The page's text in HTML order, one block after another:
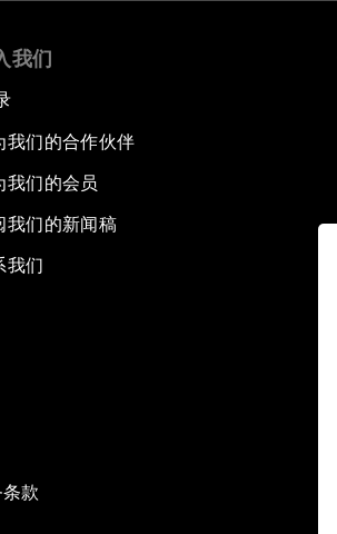
我们
我们的合作伙伴
我们的会员
我们的新闻稿
我们
款